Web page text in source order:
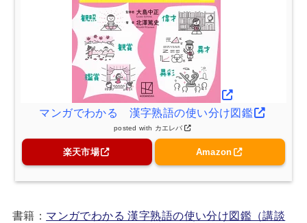
マンガでわかる 漢字熟語の使い分け図鑑
posted with カエレバ
楽天市場 Amazon
書籍： マンガでわかる 漢字熟語の使い分け図鑑（講談